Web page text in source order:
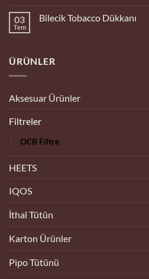
Tobacco
03
Tem
Bilecik Tobacco Dükkanı
Dükkanı
ÜRÜNLER
Aksesuar Ürünler
Filtreler
OCB Filtre
HEETS
IQOS
İthal Tütün
Karton Ürünler
Pipo Tütünü